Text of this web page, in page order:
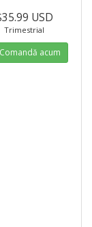
USD
Trimestrial
Comandă acum